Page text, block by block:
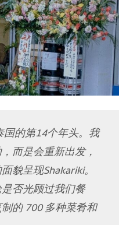
的第14个年头。我
而是会重新出发，
貌呈现Shakariki。
否光顾过我们餐
的 700 多种菜肴和